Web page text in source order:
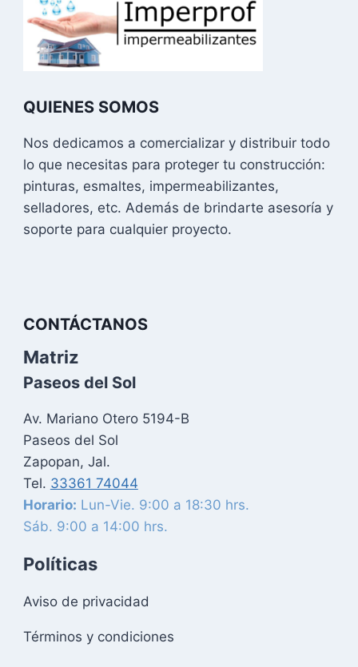
QUIENES SOMOS
Nos dedicamos a comercializar y distribuir todo
lo que necesitas para proteger tu construcción:
pinturas, esmaltes, impermeabilizantes,
selladores, etc. Además de brindarte asesoría y
soporte para cualquier proyecto.
CONTÁCTANOS
Matriz
Paseos del Sol
Av. Mariano Otero 5194-B
Paseos del Sol
Zapopan, Jal.
Tel. 33361 74044
Horario: Lun-Vie. 9:00 a 18:30 hrs.
Sáb. 9:00 a 14:00 hrs.
Políticas
Aviso de privacidad
Términos y condiciones